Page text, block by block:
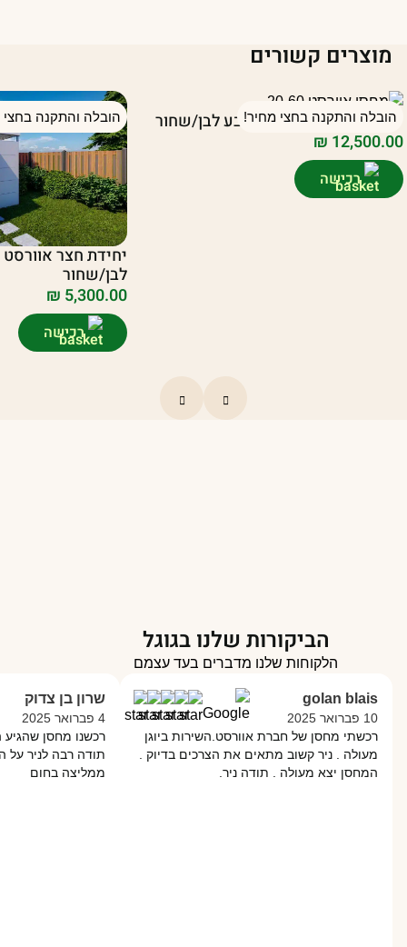
מוצרים קשורים
הובלה והתקנה בחצי מחיר!
יחידת אוורסט 20/60 בצבע לבן/שחור
₪ 12,500.00
רכישה
הובלה והתקנה בחצי
לבן/שחור
₪ 5,300.00
רכישה
הביקורות שלנו בגוגל
הלקוחות שלנו מדברים בעד עצמם
golan blais
10 פברואר 2025
רכשתי מחסן של חברת אוורסט.השירות ביוגן
מעולה . ניר קשוב מתאים את הצרכים בדיוק .
המחסן יצא מעולה . תודה ניר.
שרון בן צדוק
4 פברואר 2025
רכשנו מחסן שהגיע
תודה רבה לניר על
ממליצה בחום